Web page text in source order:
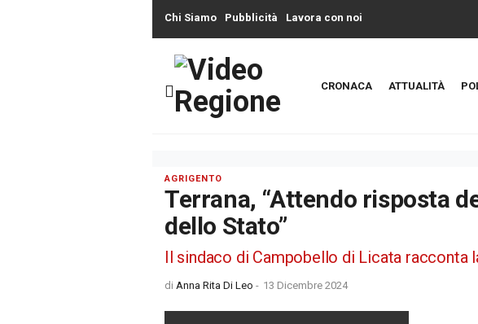
Chi Siamo Pubblicità Lavora con noi
CRONACA ATTUALITÀ
AGRIGENTO
Terrana, “Attendo risposta
dello Stato”
Il sindaco di Campobello di Licata racconta
di Anna Rita Di Leo - 13 Dicembre 2024